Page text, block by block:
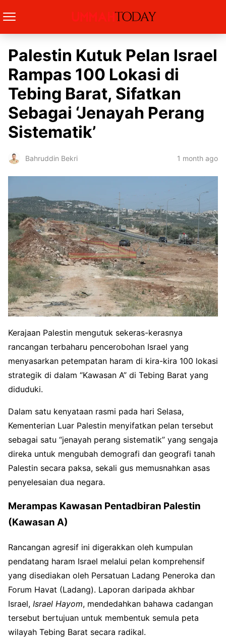
Palestin Kutuk Pelan Israel
Rampas 100 Lokasi di
Tebing Barat, Sifatkan
Sebagai ‘Jenayah Perang
Sistematik’
Bahruddin Bekri 1 month ago
Kerajaan Palestin mengutuk sekeras-kerasnya
rancangan terbaharu pencerobohan Israel yang
menyasarkan petempatan haram di kira-kira 100 lokasi
strategik di dalam “Kawasan A” di Tebing Barat yang
diduduki.
Dalam satu kenyataan rasmi pada hari Selasa,
Kementerian Luar Palestin menyifatkan pelan tersebut
sebagai satu “jenayah perang sistematik” yang sengaja
direka untuk mengubah demografi dan geografi tanah
Palestin secara paksa, sekali gus memusnahkan asas
penyelesaian dua negara.
Merampas Kawasan Pentadbiran Palestin
(Kawasan A)
Rancangan agresif ini digerakkan oleh kumpulan
pendatang haram Israel melalui pelan komprehensif
yang disediakan oleh Persatuan Ladang Peneroka dan
Forum Havat (Ladang). Laporan daripada akhbar
Israel, Israel Hayom, mendedahkan bahawa cadangan
tersebut bertujuan untuk membentuk semula peta
wilayah Tebing Barat secara radikal.